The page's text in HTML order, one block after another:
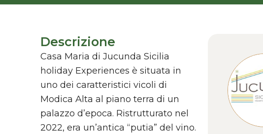
Descrizione
Casa Maria di Jucunda Sicilia
holiday Experiences è situata in
uno dei caratteristici vicoli di
Modica Alta al piano terra di un
palazzo d’epoca. Ristrutturato nel
2022, era un’antica “putia” del vino.